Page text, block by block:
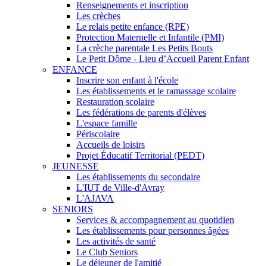
Renseignements et inscription
Les crèches
Le relais petite enfance (RPE)
Protection Maternelle et Infantile (PMI)
La crèche parentale Les Petits Bouts
Le Petit Dôme - Lieu d’Accueil Parent Enfant
ENFANCE
Inscrire son enfant à l'école
Les établissements et le ramassage scolaire
Restauration scolaire
Les fédérations de parents d'élèves
L'espace famille
Périscolaire
Accueils de loisirs
Projet Éducatif Territorial (PEDT)
JEUNESSE
Les établissements du secondaire
L'IUT de Ville-d'Avray
L'AJAVA
SENIORS
Services & accompagnement au quotidien
Les établissements pour personnes âgées
Les activités de santé
Le Club Seniors
Le déjeuner de l'amitié